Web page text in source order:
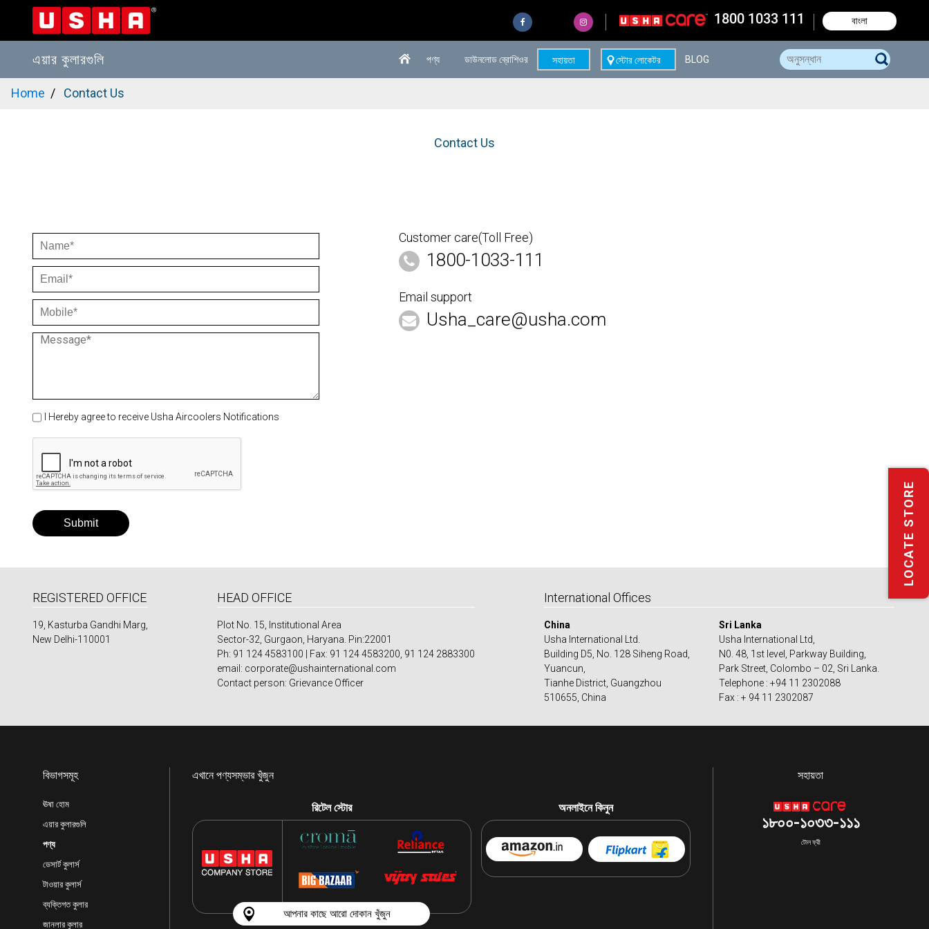
Skip
1800 1033 111 বাংলা
এয়ার কুলারগুলি পণ্য ডাউনলোড ব্রোশিওর সহায়তা স্টোর লোকেটর BLOG
Home Contact Us
Contact Us
Name
Email
Phone
Message
I Hereby agree to receive Usha Aircoolers Notifications
Customer care(Toll Free)
1800-1033-111
Email support
Usha_care@usha.com
REGISTERED OFFICE
19, Kasturba Gandhi Marg,
New Delhi-110001
HEAD OFFICE
Plot No. 15, Institutional Area
Sector-32, Gurgaon, Haryana. Pin:22001
Ph: 91 124 4583100 | Fax: 91 124 4583200, 91 124 2883300
email: corporate@ushainternational.com​
Contact person: Grievance Officer
International Offices
China
Usha International Ltd.
Building D5, No. 128 Siheng Road,
Yuancun,
Tianhe District, Guangzhou
510655, China
Sri Lanka
Usha International Ltd,
N0. 48, 1st level, Parkway Building,
Park Street, Colombo – 02, Sri Lanka.
Telephone : +94 11 2302088
Fax : + 94 11 2302087
বিভাগসমূহ
ঊষা হোম
এয়ার কুলারগুলি
পণ্য
ডেসার্ট কুলার্স
টাওয়ার কুলার্স
ব্যক্তিগত কুলার
জানলার কুলার
এখানে পণ্যসম্ভার খুঁজুন
রিটেল স্টোর
আপনার কাছে আরো দোকান খুঁজুন
অনলাইনে কিনুন
সহায়তা
১৮০০-১০৩৩-১১১
টোল ফ্রী
LOCATE STORE